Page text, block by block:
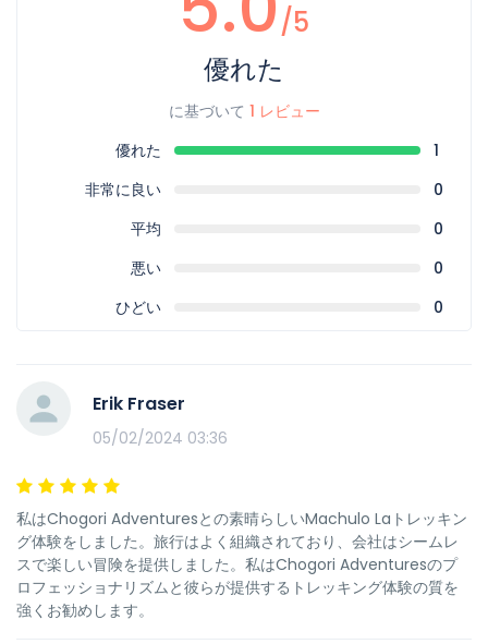
/5
優れた
に基づいて 1 レビュー
優れた
1
非常に良い
0
平均
0
悪い
0
ひどい
0
Erik Fraser
05/02/2024 03:36
私はChogori Adventuresとの素晴らしいMachulo Laトレッキン
グ体験をしました。旅行はよく組織されており、会社はシームレ
スで楽しい冒険を提供しました。私はChogori Adventuresのプ
ロフェッショナリズムと彼らが提供するトレッキング体験の質を
強くお勧めします。